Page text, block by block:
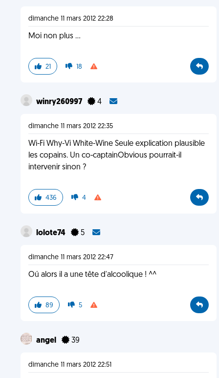
dimanche 11 mars 2012 22:28
Moi non plus ...
21 18
winry260997 4
dimanche 11 mars 2012 22:35
Wi-Fi Why-Vi White-Wine Seule explication plausible
les copains. Un co-captainObvious pourrait-il
intervenir sinon ?
436 4
lolote74 5
dimanche 11 mars 2012 22:47
Oú alors il a une tête d'alcoolique ! ^^
89 5
angel 39
dimanche 11 mars 2012 22:51